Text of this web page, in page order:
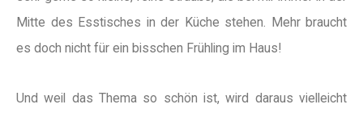
Mitte des Esstisches in der Küche stehen. Mehr braucht
es doch nicht für ein bisschen Frühling im Haus!
Und weil das Thema so schön ist, wird daraus vielleicht